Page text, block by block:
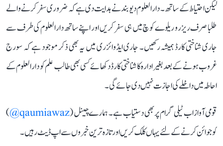
لیکن احتیاط کے ساتھ۔ دارالعلوم دیوبند نے ہدایت دی ہے کہ ضروری سفر کرنے والے
طلبا صرف ریزرو ریلوے کوچ میں ہی سفر کریں اور اپنے ساتھ دارالعلوم کی طرف سے
جاری شناختی کارڈ ہمیشہ رکھیں۔ جاری ایڈوائزری میں یہ بھی ذکر موجود ہے کہ سورج
غروب ہونے کے بعد بغیر ادارہ کا شناختی کارڈ دکھائے کسی بھی طالب علم کو دارالعلوم کے
احاطہ میں داخلے کی اجازت نہیں دی جائے گی۔
قومی آواز اب ٹیلی گرام پر بھی دستیاب ہے۔ ہمارے چینل (qaumiawaz@
)
کو جوائن کرنے کے لئے یہاں کلک کریں اور تازہ ترین خبروں سے اپ ڈیٹ رہیں۔